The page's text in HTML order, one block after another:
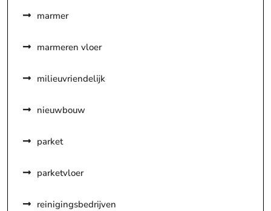
marmer
marmeren vloer
milieuvriendelijk
nieuwbouw
parket
parketvloer
reinigingsbedrijven